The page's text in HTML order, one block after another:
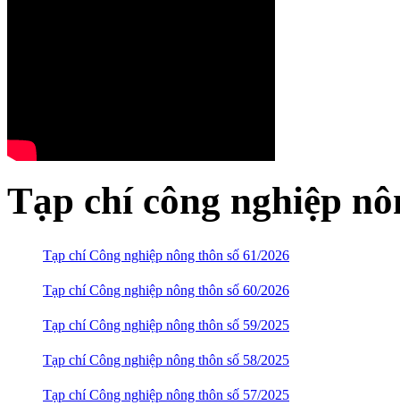
Tạp chí công nghiệp
Tạp chí Công nghiệp nông thôn số 61/2026
Tạp chí Công nghiệp nông thôn số 60/2026
Tạp chí Công nghiệp nông thôn số 59/2025
Tạp chí Công nghiệp nông thôn số 58/2025
Tạp chí Công nghiệp nông thôn số 57/2025